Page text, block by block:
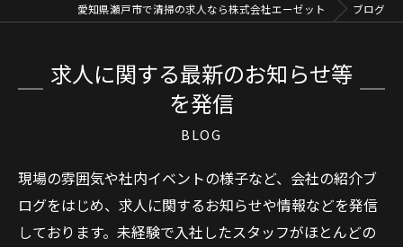
愛知県瀬戸市で清掃の求人なら株式会社エーゼット ブログ
求人に関する最新のお知らせ等
を発信
BLOG
現場の雰囲気や社内イベントの様子など、会社の紹介ブ
ログをはじめ、求人に関するお知らせや情報などを発信
しております。未経験で入社したスタッフがほとんどの